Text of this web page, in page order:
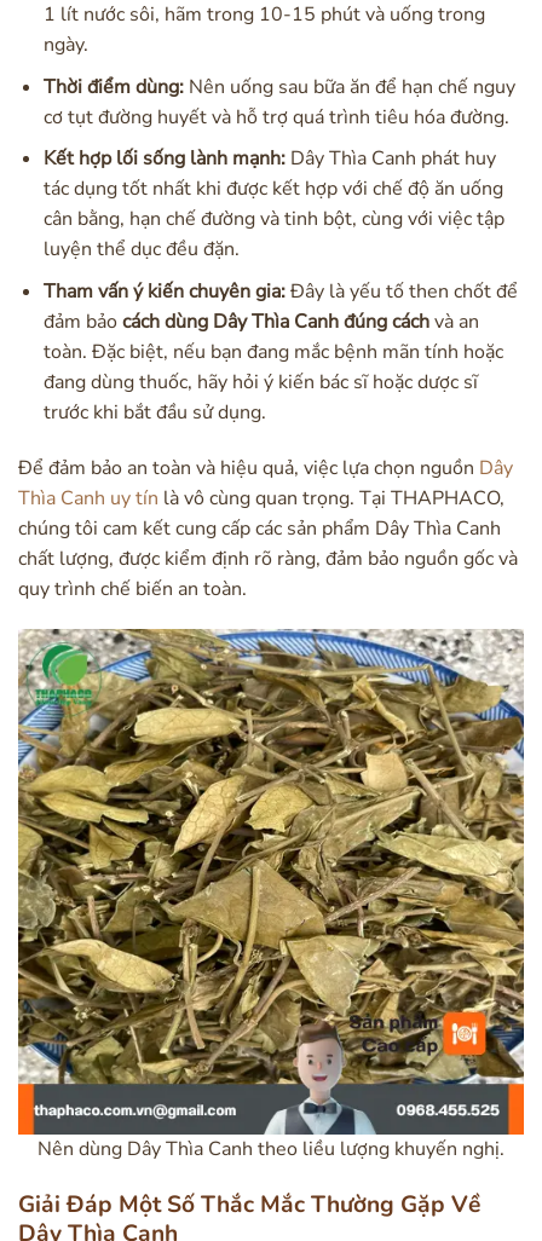
1 lít nước sôi, hãm trong 10-15 phút và uống trong
ngày.
Thời điểm dùng:Nên uống sau bữa ăn để hạn chế nguy
cơ tụt đường huyết và hỗ trợ quá trình tiêu hóa đường.
Kết hợp lối sống lành mạnh:Dây Thìa Canh phát huy
tác dụng tốt nhất khi được kết hợp với chế độ ăn uống
cân bằng, hạn chế đường và tinh bột, cùng với việc tập
luyện thể dục đều đặn.
Tham vấn ý kiến chuyên gia:Đây là yếu tố then chốt để
đảm bảocách dùng Dây Thìa Canh đúng cáchvà an
toàn. Đặc biệt, nếu bạn đang mắc bệnh mãn tính hoặc
đang dùng thuốc, hãy hỏi ý kiến bác sĩ hoặc dược sĩ
trước khi bắt đầu sử dụng.
Để đảm bảo an toàn và hiệu quả, việc lựa chọn nguồn Dây
Thìa Canh uy tín là vô cùng quan trọng. Tại THAPHACO,
chúng tôi cam kết cung cấp các sản phẩm Dây Thìa Canh
chất lượng, được kiểm định rõ ràng, đảm bảo nguồn gốc và
quy trình chế biến an toàn.
Nên dùng Dây Thìa Canh theo liều lượng khuyến nghị.
Giải Đáp Một Số Thắc Mắc Thường Gặp Về
Dây Thìa Canh